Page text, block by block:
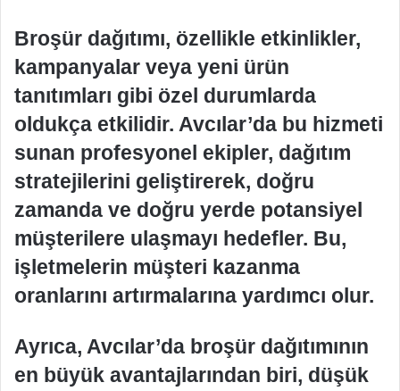
Broşür dağıtımı, özellikle etkinlikler,
kampanyalar veya yeni ürün
tanıtımları gibi özel durumlarda
oldukça etkilidir. Avcılar’da bu hizmeti
sunan profesyonel ekipler, dağıtım
stratejilerini geliştirerek, doğru
zamanda ve doğru yerde potansiyel
müşterilere ulaşmayı hedefler. Bu,
işletmelerin müşteri kazanma
oranlarını artırmalarına yardımcı olur.
Ayrıca, Avcılar’da broşür dağıtımının
en büyük avantajlarından biri, düşük